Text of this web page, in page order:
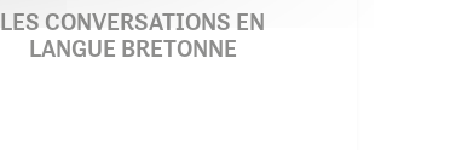
LES CONVERSATIONS EN
LANGUE BRETONNE